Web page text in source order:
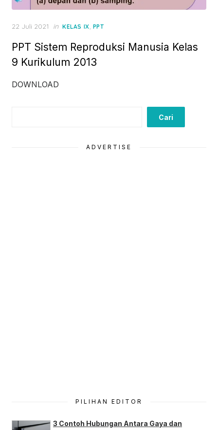
Posted
22 Juli 2021 in KELAS IX, PPT
PPT Sistem Reproduksi Manusia Kelas
9 Kurikulum 2013
DOWNLOAD
Cari
ADVERTISE
PILIHAN EDITOR
3 Contoh Hubungan Antara Gaya dan